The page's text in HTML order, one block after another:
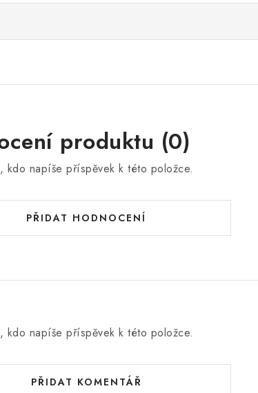
produktu (0)
kdo napíše příspěvek k této položce.
PŘIDAT HODNOCENÍ
kdo napíše příspěvek k této položce.
PŘIDAT KOMENTÁŘ